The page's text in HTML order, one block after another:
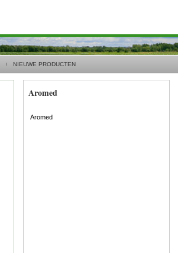
NIEUWE PRODUCTEN
Aromed
Aromed